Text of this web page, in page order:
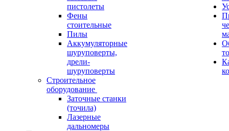
пистолеты
Фены
стоительные
Пилы
Аккумуляторные
шуруповерты,
дрели-
шуруповерты
Строительное
оборудование
Заточные станки
(точила)
Лазерные
дальномеры